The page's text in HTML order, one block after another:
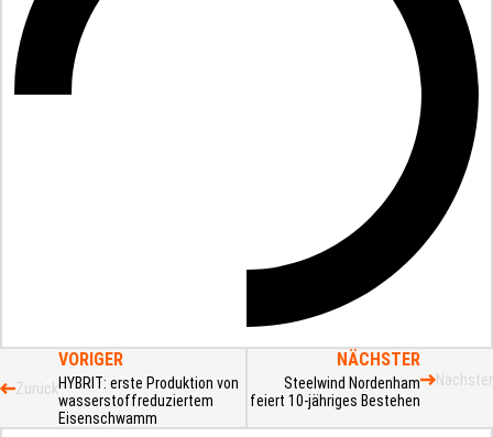
Zurück
VORIGER
HYBRIT: erste Produktion von
wasserstoffreduziertem
Eisenschwamm
NÄCHSTER
Steelwind Nordenham
feiert 10-jähriges Bestehen
Nächster